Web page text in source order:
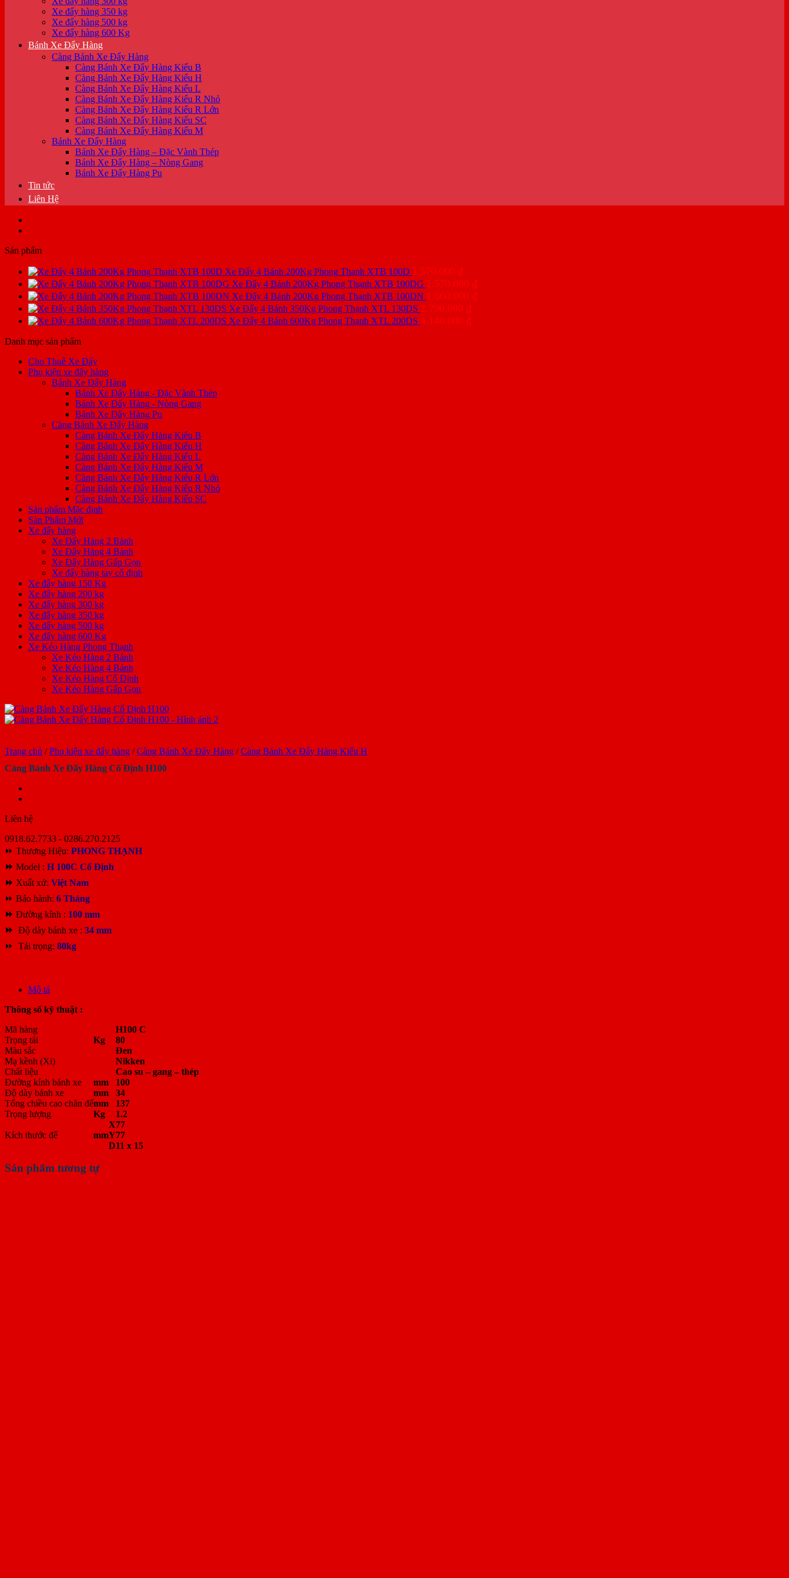
Xe đẩy hàng 350 kg
Xe đẩy hàng 500 kg
Xe đẩy hàng 600 Kg
Bánh Xe Đẩy Hàng
Càng Bánh Xe Đẩy Hàng
Càng Bánh Xe Đẩy Hàng Kiểu B
Càng Bánh Xe Đẩy Hàng Kiểu H
Càng Bánh Xe Đẩy Hàng Kiểu L
Càng Bánh Xe Đẩy Hàng Kiểu R Nhỏ
Càng Bánh Xe Đẩy Hàng Kiểu R Lớn
Càng Bánh Xe Đẩy Hàng Kiểu SC
Càng Bánh Xe Đẩy Hàng Kiểu M
Bánh Xe Đẩy Hàng
Bánh Xe Đẩy Hàng – Đặc Vành Thép
Bánh Xe Đẩy Hàng – Nòng Gang
Bánh Xe Đẩy Hàng Pu
Tin tức
Liên Hệ
Sản phẩm
Xe Đẩy 4 Bánh 200Kg Phong Thạnh XTB 100D 1.570.000 ₫
Xe Đẩy 4 Bánh 200Kg Phong Thạnh XTB 100DG 1.570.000 ₫
Xe Đẩy 4 Bánh 200Kg Phong Thạnh XTB 100DN 1.660.000 ₫
Xe Đẩy 4 Bánh 350Kg Phong Thạnh XTL 130DS 2.790.000 ₫
Xe Đẩy 4 Bánh 600Kg Phong Thạnh XTL 200DS 4.140.000 ₫
Danh mục sản phẩm
Cho Thuê Xe Đẩy
Phụ kiện xe đẩy hàng
Bánh Xe Đẩy Hàng
Bánh Xe Đẩy Hàng - Đặc Vành Thép
Bánh Xe Đẩy Hàng - Nòng Gang
Bánh Xe Đẩy Hàng Pu
Càng Bánh Xe Đẩy Hàng
Càng Bánh Xe Đẩy Hàng Kiểu B
Càng Bánh Xe Đẩy Hàng Kiểu H
Càng Bánh Xe Đẩy Hàng Kiểu L
Càng Bánh Xe Đẩy Hàng Kiểu M
Càng Bánh Xe Đẩy Hàng Kiểu R Lớn
Càng Bánh Xe Đẩy Hàng Kiểu R Nhỏ
Càng Bánh Xe Đẩy Hàng Kiểu SC
Sản phẩm Mặc định
Sản Phẩm Mới
Xe đẩy hàng
Xe Đẩy Hàng 2 Bánh
Xe Đẩy Hàng 4 Bánh
Xe Đẩy Hàng Gấp Gọn
Xe đẩy hàng tay cố định
Xe đẩy hàng 150 Kg
Xe đẩy hàng 200 kg
Xe đẩy hàng 300 kg
Xe đẩy hàng 350 kg
Xe đẩy hàng 500 kg
Xe đẩy hàng 600 Kg
Xe Kéo Hàng Phong Thạnh
Xe Kéo Hàng 2 Bánh
Xe Kéo Hàng 4 Bánh
Xe Kéo Hàng Cố Định
Xe Kéo Hàng Gấp Gọn
Trang chủ / Phụ kiện xe đẩy hàng / Càng Bánh Xe Đẩy Hàng / Càng Bánh Xe Đẩy Hàng Kiểu H
Càng Bánh Xe Đẩy Hàng Cố Định H100
Liên hệ
0918.62.7733 - 0286.270.2125
⏩ Thương Hiệu: PHONG THẠNH
⏩ Model : H 100C Cố Định
⏩ Xuất xứ: Việt Nam
⏩ Bảo hành: 6 Tháng
⏩ Đường kính : 100 mm
⏩ Độ dày bánh xe : 34 mm
⏩ Tải trọng: 80kg
Mô tả
Thông số kỹ thuật :
Mã hàng
H100 C
Trọng tải
Kg
80
Màu sắc
Đen
Mạ kềnh (Xi)
Nikken
Chất liệu
Cao su – gang – thép
Đường kính bánh xe
mm
100
Độ dày bánh xe
mm
34
Tổng chiều cao chân đếmm
137
Trọng lượng
Kg 1.2
Kích thước đế mm
X77
Y77
D11 x 15
Sản phẩm tương tự